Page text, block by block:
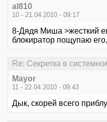
al810
10 - 21.04.2010 - 09:17
8-Дядя Миша >жесткий
блокиратор пощупаю
Re: Секретка в
Mayor
11 - 22.04.2010 - 09:43
Дык, скорей всего